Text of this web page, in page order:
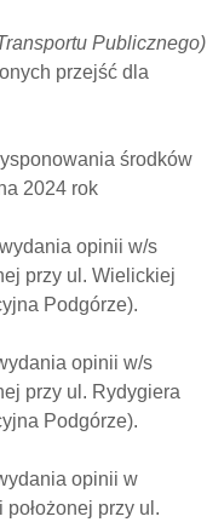
Publicznego)
przejść dla
środków
2024 rok
opinii w/s
przy ul. Wielickiej
Podgórze).
opinii w/s
przy ul. Rydygiera
Podgórze).
opinii w
przy ul.